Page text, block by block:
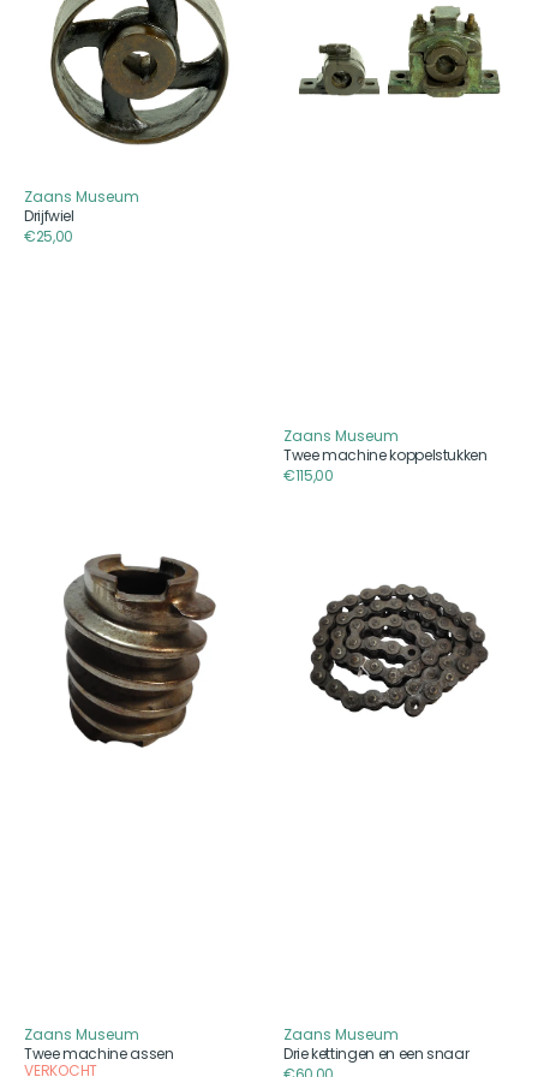
Aanbieder
Zaans Museum
Drijfwiel
Reguliere
€25,00
koppelstukken
Aanbieder
Zaans Museum
Twee machine koppelstukken
Reguliere
€115,00
machine
assen
Aanbieder
Zaans Museum
Twee machine assen
VERKOCHT
een
snaar
Aanbieder
Zaans Museum
Drie kettingen en een snaar